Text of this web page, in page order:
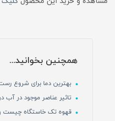
همچنین بخوانید...
بهترین دما برای شروع
تاثیر عناصر موجود در آب
قهوه تک خاستگاه چیست و